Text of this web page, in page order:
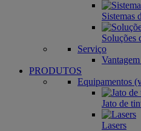
Sistemas
Soluções
Serviço
PRODUTOS
Equipamentos
Jato de
Lasers